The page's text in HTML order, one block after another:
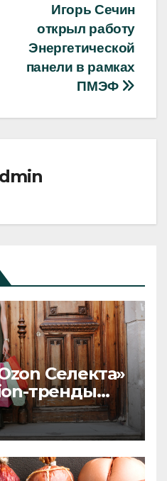
Игорь Сечин
открыл работу
Энергетической
панели в рамках
ПМЭФ
Селекта»
тренды